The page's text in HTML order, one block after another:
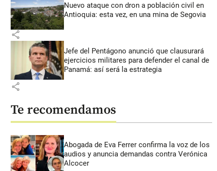
Nuevo ataque con dron a población civil en
Antioquia: esta vez, en una mina de Segovia
share
Jefe del Pentágono anunció que clausurará
ejercicios militares para defender el canal de
Panamá: así será la estrategia
share
Te recomendamos
Abogada de Eva Ferrer confirma la voz de los
audios y anuncia demandas contra Verónica
Alcocer